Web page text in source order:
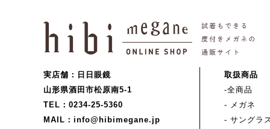
実店舗：日日眼鏡
山形県酒田市松原南5-1
TEL：0234-25-5360
MAIL：info@hibimegane.jp
取扱商品
-全商品
- メガネ
- サングラ